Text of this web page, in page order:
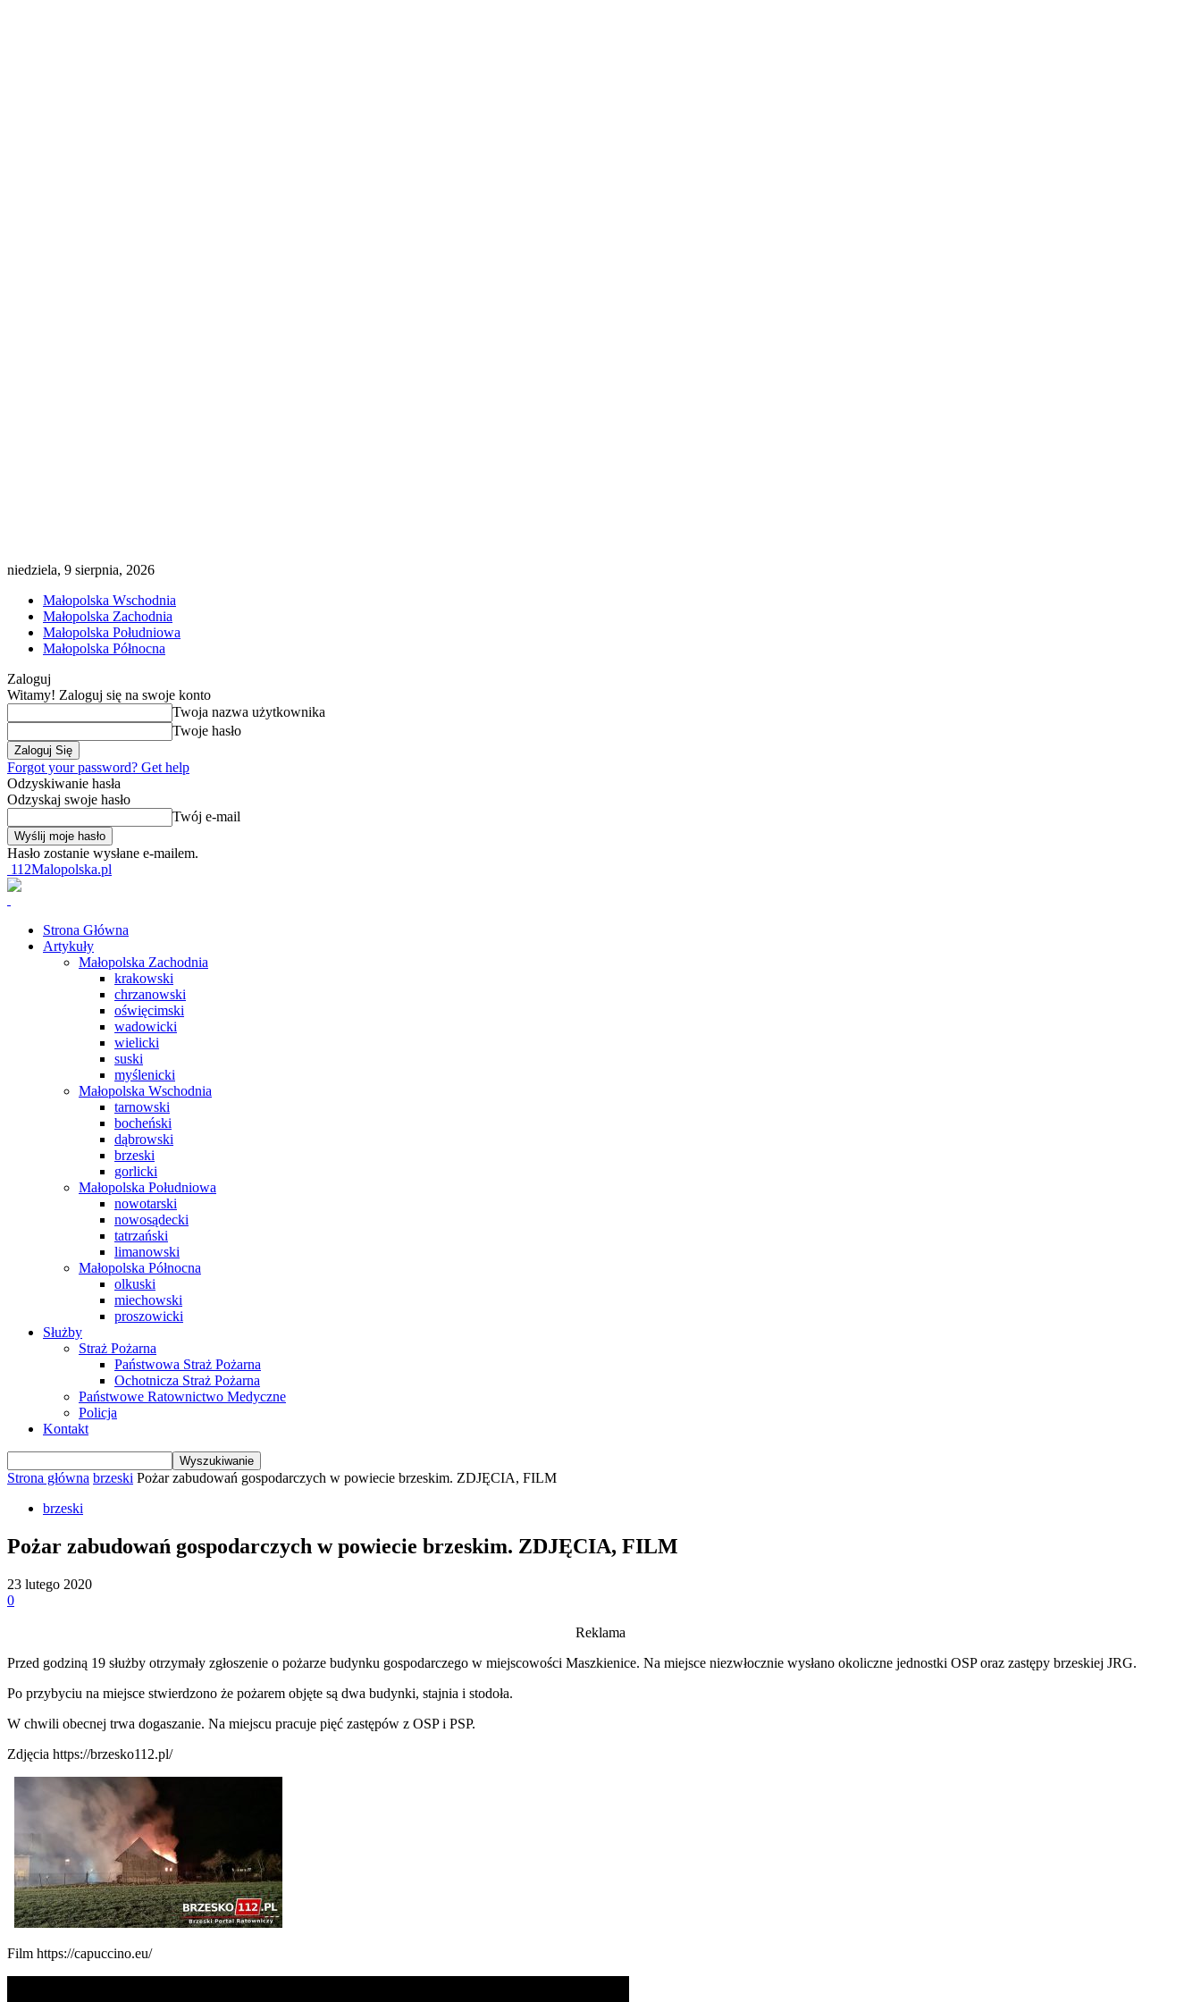
niedziela, 9 sierpnia, 2026
Małopolska Wschodnia
Małopolska Zachodnia
Małopolska Południowa
Małopolska Północna
Zaloguj
Witamy! Zaloguj się na swoje konto
Twoja nazwa użytkownika
Twoje hasło
Forgot your password? Get help
Odzyskiwanie hasła
Odzyskaj swoje hasło
Twój e-mail
Hasło zostanie wysłane e-mailem.
112Malopolska.pl
Strona Główna
Artykuły
Małopolska Zachodnia
krakowski
chrzanowski
oświęcimski
wadowicki
wielicki
suski
myślenicki
Małopolska Wschodnia
tarnowski
bocheński
dąbrowski
brzeski
gorlicki
Małopolska Południowa
nowotarski
nowosądecki
tatrzański
limanowski
Małopolska Północna
olkuski
miechowski
proszowicki
Służby
Straż Pożarna
Państwowa Straż Pożarna
Ochotnicza Straż Pożarna
Państwowe Ratownictwo Medyczne
Policja
Kontakt
Strona główna brzeski Pożar zabudowań gospodarczych w powiecie brzeskim. ZDJĘCIA, FILM
brzeski
Pożar zabudowań gospodarczych w powiecie brzeskim. ZDJĘCIA, FILM
23 lutego 2020
0
Reklama
Przed godziną 19 służby otrzymały zgłoszenie o pożarze budynku gospodarczego w miejscowości Maszkienice. Na miejsce niezwłocznie wysłano okoliczne jednostki OSP oraz zastępy brzeskiej JRG.
Po przybyciu na miejsce stwierdzono że pożarem objęte są dwa budynki, stajnia i stodoła.
W chwili obecnej trwa dogaszanie. Na miejscu pracuje pięć zastępów z OSP i PSP.
Zdjęcia https://brzesko112.pl/
Film https://capuccino.eu/